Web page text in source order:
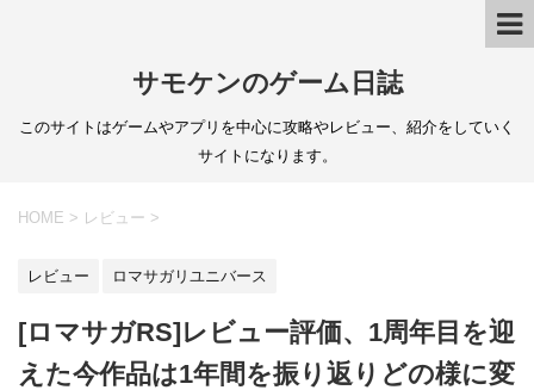
サモケンのゲーム日誌
このサイトはゲームやアプリを中心に攻略やレビュー、紹介をしていく
サイトになります。
HOME > レビュー >
レビュー ロマサガリユニバース
[ロマサガRS]レビュー評価、1周年目を迎
えた今作品は1年間を振り返りどの様に変